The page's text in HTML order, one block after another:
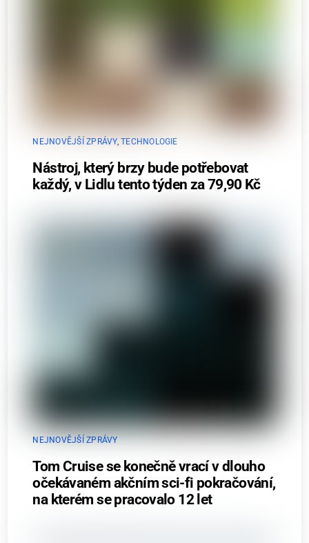
NEJNOVĚJŠÍ ZPRÁVY,TECHNOLOGIE
Nástroj, který brzy bude potřebovat
každý, v Lidlu tento týden za 79,90 Kč
NEJNOVĚJŠÍ ZPRÁVY
Tom Cruise se konečně vrací v dlouho
očekávaném akčním sci-fi pokračování,
na kterém se pracovalo 12 let